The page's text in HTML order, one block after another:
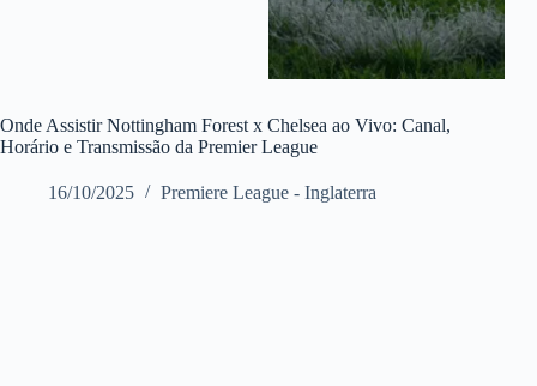
Onde Assistir Nottingham Forest x Chelsea ao Vivo: Canal,
Horário e Transmissão da Premier League
16/10/2025 Premiere League - Inglaterra